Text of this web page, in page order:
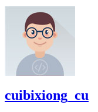
cuibixiong_cu